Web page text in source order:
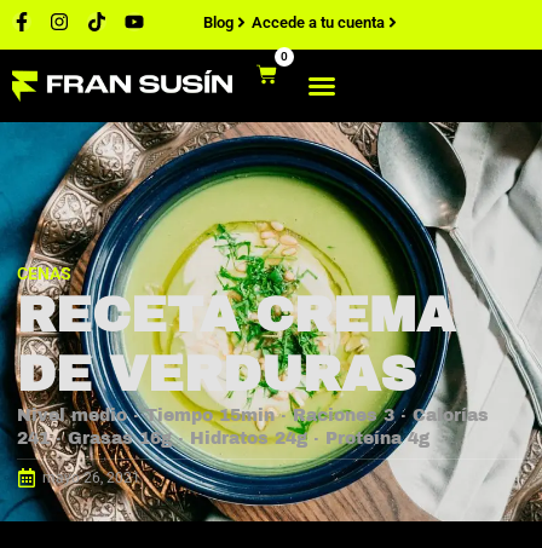
Blog Accede a tu cuenta
0
CENAS
RECETA CREMA
DE VERDURAS
Nivel medio · Tiempo 15min · Raciones 3 · Calorías
241 · Grasas 16g · Hidratos 24g · Proteína 4g
mayo 26, 2021